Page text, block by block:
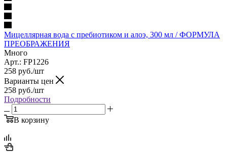
Мицеллярная вода с пребиотиком и алоэ, 300 мл / ФОРМУЛА
ПРЕОБРАЖЕНИЯ
Много
Арт.: FP1226
258 руб./шт
Варианты цен
258 руб./шт
Подробности
В корзину